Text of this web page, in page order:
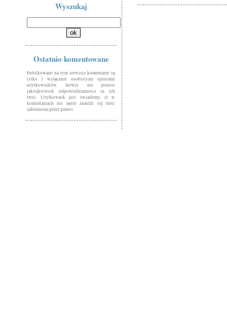
Wyszukaj
Ostatnio komentowane
Publikowane na tym serwisie komentarze są
tylko i wyłącznie osobistymi opiniami
użytkowników. Serwis nie ponosi
jakiejkolwiek odpowiedzialności za ich
treść. Użytkownik jest świadomy, iż w
komentarzach nie może znaleźć się treść
zabroniona przez prawo.